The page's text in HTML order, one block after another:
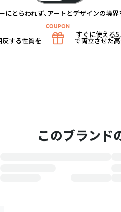
とらわれず、アートとデザインの境
する性質を高いレベルで両立させた
このブランド
すぐに使える